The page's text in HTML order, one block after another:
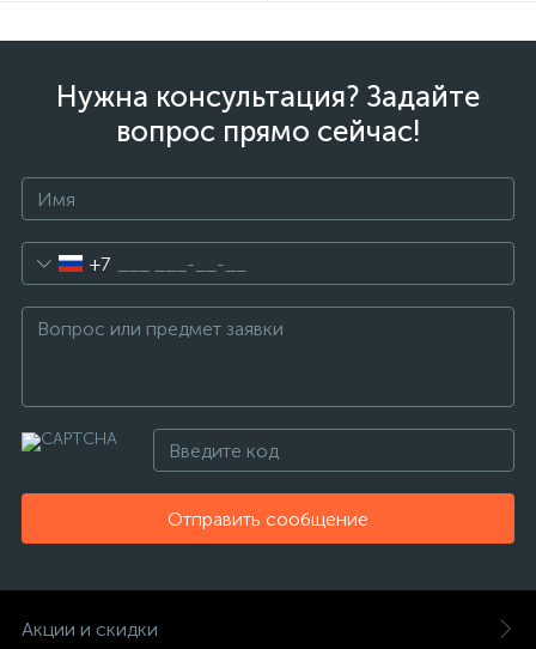
Нужна консультация? Задайте
вопрос прямо сейчас!
+7
Отправить сообщение
Акции и скидки